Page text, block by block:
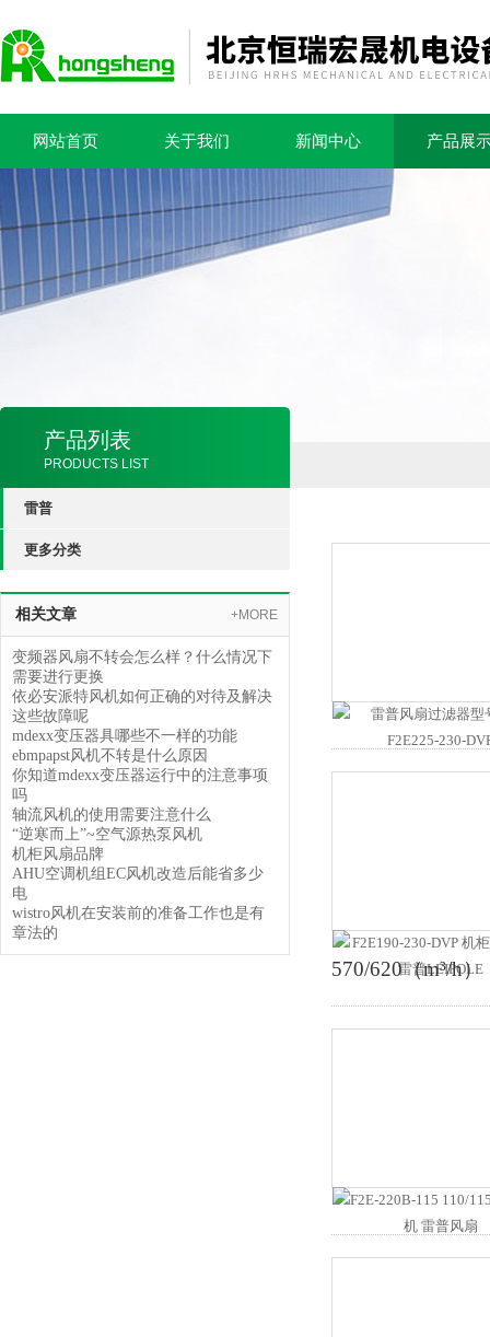
网站首页 关于我们 新闻中心 产品展
产品列表
PRODUCTS LIST
雷普
更多分类
相关文章 +MORE
变频器风扇不转会怎么样？什么情况下
需要进行更换
依必安派特风机如何正确的对待及解决
这些故障呢
mdexx变压器具哪些不一样的功能
ebmpapst风机不转是什么原因
你知道mdexx变压器运行中的注意事项
吗
轴流风机的使用需要注意什么
“逆寒而上”~空气源热泵风机
机柜风扇品牌
AHU空调机组EC风机改造后能省多少
电
wistro风机在安装前的准备工作也是有
章法的
570/620（m³/h）